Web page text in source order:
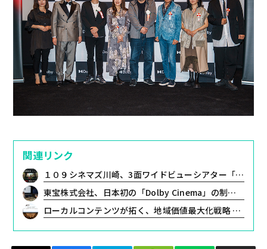
関連リンク
１０９シネマズ川崎、3面ワイドビューシアター「SCREENX」とオリジナルサウンドシステム「SAION」が融合した「SCREENX｜SAION」を日本初導入！
東宝株式会社、日本初の「Dolby Cinema」の制作が一気通貫で可能となるポストプロダクションスタジオを東宝スタジオ内に設置
ローカルコンテンツが拓く、地域価値最大化戦略 〜Inter BEE 2025 レポート